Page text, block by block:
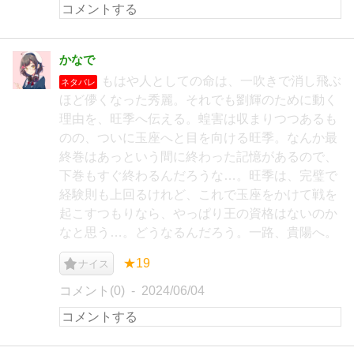
かなで
ネタバレ
もはや人としての命は、一吹きで消し飛ぶ
ほど儚くなった秀麗。それでも劉輝のために動く
理由を、旺季へ伝える。蝗害は収まりつつあるも
のの、ついに玉座へと目を向ける旺季。なんか最
終巻はあっという間に終わった記憶があるので、
下巻もすぐ終わるんだろうな…。旺季は、完璧で
経験則も上回るけれど、これで玉座をかけて戦を
起こすつもりなら、やっぱり王の資格はないのか
なと思う…。どうなるんだろう。一路、貴陽へ。
ナイス ★19
コメント(0) 2024/06/04